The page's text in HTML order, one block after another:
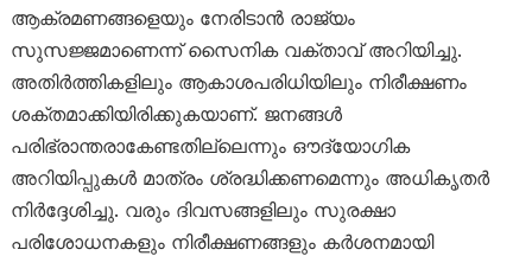
ആക്രമണങ്ങളെയും നേരിടാൻ രാജ്യം
സുസജ്ജമാണെന്ന് സൈനിക വക്താവ് അറിയിച്ചു.
അതിർത്തികളിലും ആകാശപരിധിയിലും നിരീക്ഷണം
ശക്തമാക്കിയിരിക്കുകയാണ്. ജനങ്ങൾ
പരിഭ്രാന്തരാകേണ്ടതില്ലെന്നും ഔദ്യോഗിക
അറിയിപ്പുകൾ മാത്രം ശ്രദ്ധിക്കണമെന്നും അധികൃതർ
നിർദ്ദേശിച്ചു. വരും ദിവസങ്ങളിലും സുരക്ഷാ
പരിശോധനകളും നിരീക്ഷണങ്ങളും കർശനമായി